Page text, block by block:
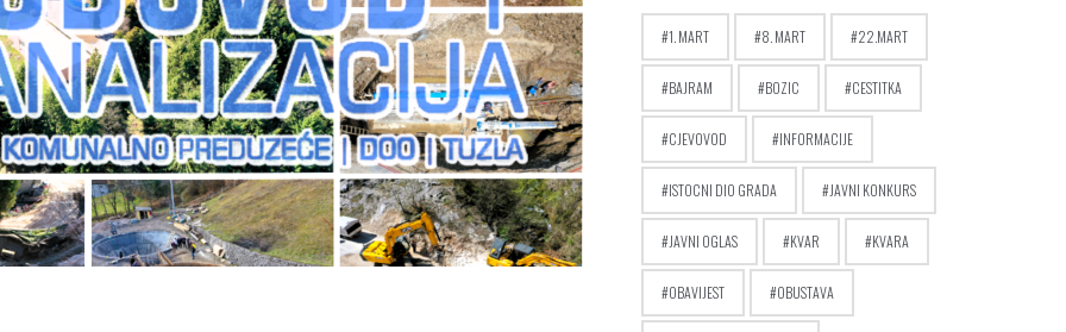
1. MART 8. MART 22.MART
BAJRAM BOZIC CESTITKA
CJEVOVOD INFORMACIJE
ISTOCNI DIO GRADA JAVNI KONKURS
JAVNI OGLAS KVAR KVARA
OBAVIJEST OBUSTAVA